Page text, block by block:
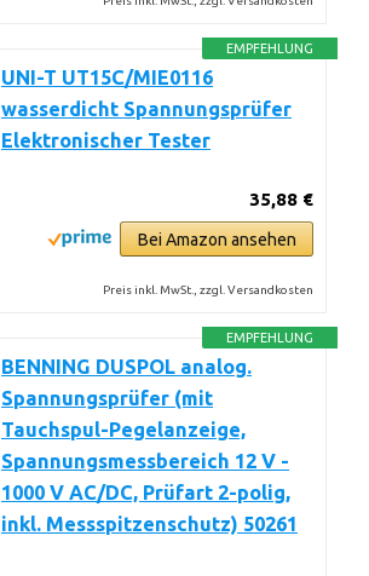
EMPFEHLUNG
UNI-T UT15C/MIE0116
wasserdicht Spannungsprüfer
Elektronischer Tester
35,88 €
Bei Amazon ansehen
Preis inkl. MwSt., zzgl. Versandkosten
EMPFEHLUNG
BENNING DUSPOL analog.
Spannungsprüfer (mit
Tauchspul-Pegelanzeige,
Spannungsmessbereich 12 V -
1000 V AC/DC, Prüfart 2-polig,
inkl. Messspitzenschutz) 50261